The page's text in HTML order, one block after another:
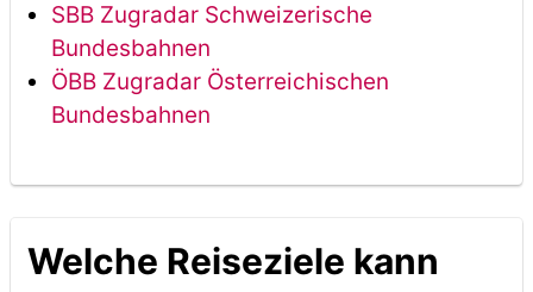
SBB Zugradar Schweizerische
Bundesbahnen
ÖBB Zugradar Österreichischen
Bundesbahnen
Welche Reiseziele kann